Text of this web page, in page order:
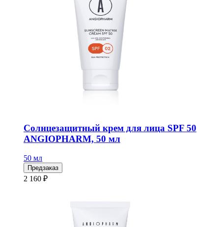
Солнцезащитный крем для лица SPF 50
ANGIOPHARM, 50 мл
50 мл
Предзаказ
2 160 ₽